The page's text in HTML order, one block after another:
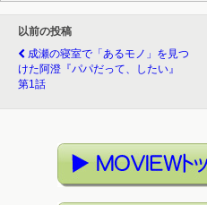
以前の投稿
成瀬の寝室で「あるモノ」を見つ
けた阿澄『パパだって、したい』
第1話